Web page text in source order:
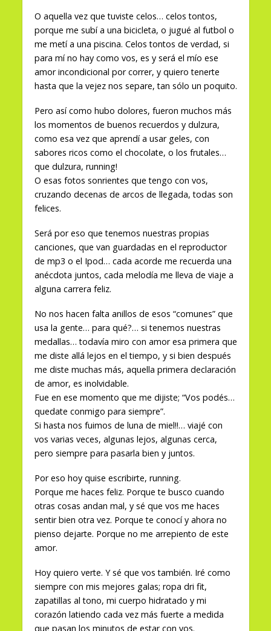
O aquella vez que tuviste celos… celos tontos,
porque me subí a una bicicleta, o jugué al futbol o
me metí a una piscina. Celos tontos de verdad, si
para mí no hay como vos, es y será el mío ese
amor incondicional por correr, y quiero tenerte
hasta que la vejez nos separe, tan sólo un poquito.
Pero así como hubo dolores, fueron muchos más
los momentos de buenos recuerdos y dulzura,
como esa vez que aprendí a usar geles, con
sabores ricos como el chocolate, o los frutales…
que dulzura, running!
O esas fotos sonrientes que tengo con vos,
cruzando decenas de arcos de llegada, todas son
felices.
Será por eso que tenemos nuestras propias
canciones, que van guardadas en el reproductor
de mp3 o el Ipod… cada acorde me recuerda una
anécdota juntos, cada melodía me lleva de viaje a
alguna carrera feliz.
No nos hacen falta anillos de esos “comunes” que
usa la gente… para qué?… si tenemos nuestras
medallas… todavía miro con amor esa primera que
me diste allá lejos en el tiempo, y si bien después
me diste muchas más, aquella primera declaración
de amor, es inolvidable.
Fue en ese momento que me dijiste; “Vos podés…
quedate conmigo para siempre”.
Si hasta nos fuimos de luna de miel!!… viajé con
vos varias veces, algunas lejos, algunas cerca,
pero siempre para pasarla bien y juntos.
Por eso hoy quise escribirte, running.
Porque me haces feliz. Porque te busco cuando
otras cosas andan mal, y sé que vos me haces
sentir bien otra vez. Porque te conocí y ahora no
pienso dejarte. Porque no me arrepiento de este
amor.
Hoy quiero verte. Y sé que vos también. Iré como
siempre con mis mejores galas; ropa dri fit,
zapatillas al tono, mi cuerpo hidratado y mi
corazón latiendo cada vez más fuerte a medida
que pasan los minutos de estar con vos.